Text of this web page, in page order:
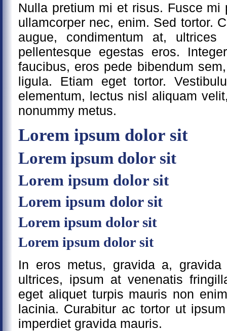
Nulla pretium mi et risus. Fusce
ullamcorper nec, enim. Sed tortor.
augue, condimentum at,
pellentesque egestas eros.
faucibus, eros pede bibendum
ligula. Etiam eget tortor.
elementum, lectus nisl aliquam
nonummy metus.
Lorem ipsum dolor sit
Lorem ipsum dolor sit
Lorem ipsum dolor sit
Lorem ipsum dolor sit
Lorem ipsum dolor sit
Lorem ipsum dolor sit
In eros metus, gravida a,
ultrices, ipsum at venenatis
eget aliquet turpis mauris non
lacinia. Curabitur ac tortor ut
imperdiet gravida mauris.